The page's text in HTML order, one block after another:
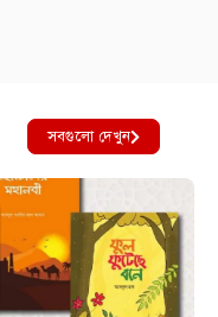
সবগুলো দেখুন